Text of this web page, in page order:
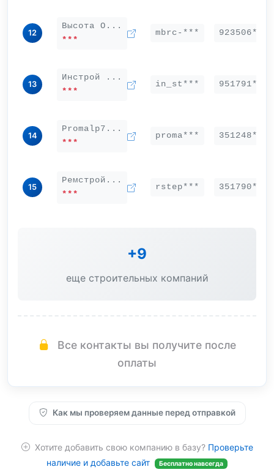
12
Высота О...
***
mbrc-*** 923506***
13
Инстрой ...
***
in_st*** 951791***
14
Рromalp7...
***
proma*** 351248***
15
Ремстрой...
***
rstep*** 351790***
+9
еще строительных компаний
Все контакты вы получите после
оплаты
Как мы проверяем данные перед отправкой
Хотите добавить свою компанию в базу? Проверьте
наличие и добавьте сайт
Бесплатно навсегда